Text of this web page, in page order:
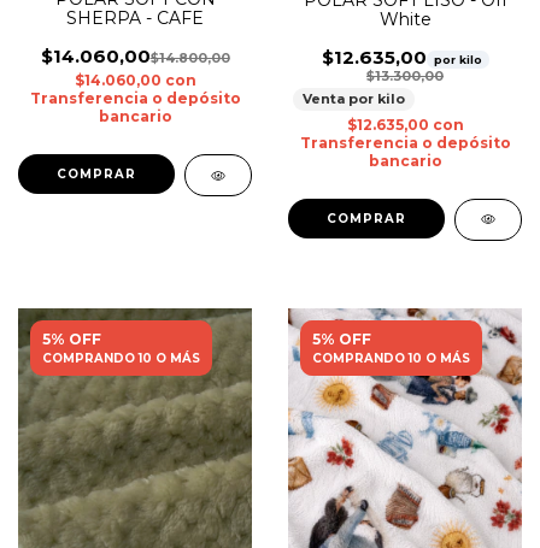
SHERPA - CAFE
$14.060,00$14.800,00
$14.060,00 con
Transferencia o depósito
bancario
White
$12.635,00 por kilo
$13.300,00
Venta por kilo
$12.635,00 con
Transferencia o depósito
bancario
5% OFF
COMPRANDO 10 O MÁS
5% OFF
COMPRANDO 10 O MÁS